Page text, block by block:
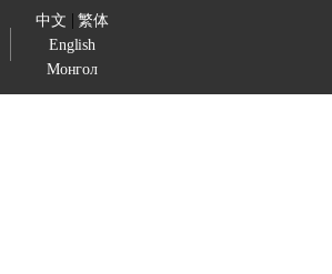
中文 |繁体
English
Монгол